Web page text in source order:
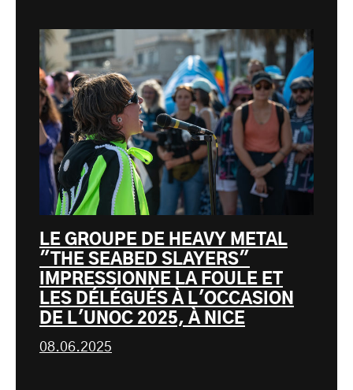
LE GROUPE DE HEAVY METAL
"THE SEABED SLAYERS"
IMPRESSIONNE LA FOULE ET
LES DÉLÉGUÉS À L'OCCASION
DE L'UNOC 2025, À NICE
08.06.2025